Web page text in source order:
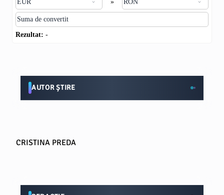
»
Rezultat: -
AUTOR ȘTIRE
CRISTINA PREDA